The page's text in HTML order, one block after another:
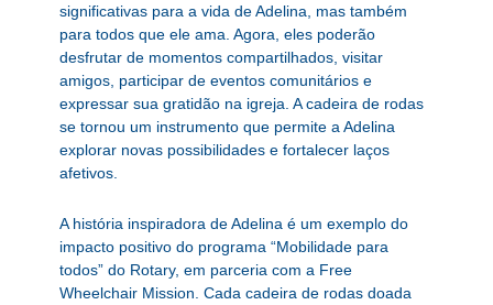
significativas para a vida de Adelina, mas também
para todos que ele ama. Agora, eles poderão
desfrutar de momentos compartilhados, visitar
amigos, participar de eventos comunitários e
expressar sua gratidão na igreja. A cadeira de rodas
se tornou um instrumento que permite a Adelina
explorar novas possibilidades e fortalecer laços
afetivos.
A história inspiradora de Adelina é um exemplo do
impacto positivo do programa “Mobilidade para
todos” do Rotary, em parceria com a Free
Wheelchair Mission. Cada cadeira de rodas doada